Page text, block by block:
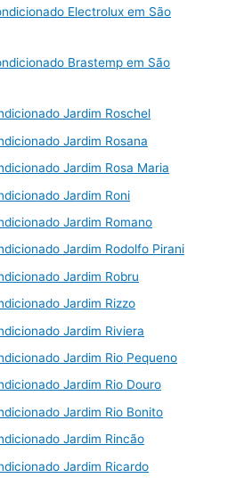
Electrolux em São
Brastemp em São
Jardim Roschel
Jardim Rosana
Jardim Rosa Maria
Jardim Roni
Jardim Romano
Jardim Rodolfo Pirani
Jardim Robru
Jardim Rizzo
Jardim Riviera
Jardim Rio Pequeno
Jardim Rio Douro
Jardim Rio Bonito
Jardim Rincão
Jardim Ricardo